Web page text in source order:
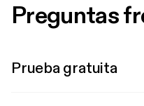
Preguntas
Prueba gratuita